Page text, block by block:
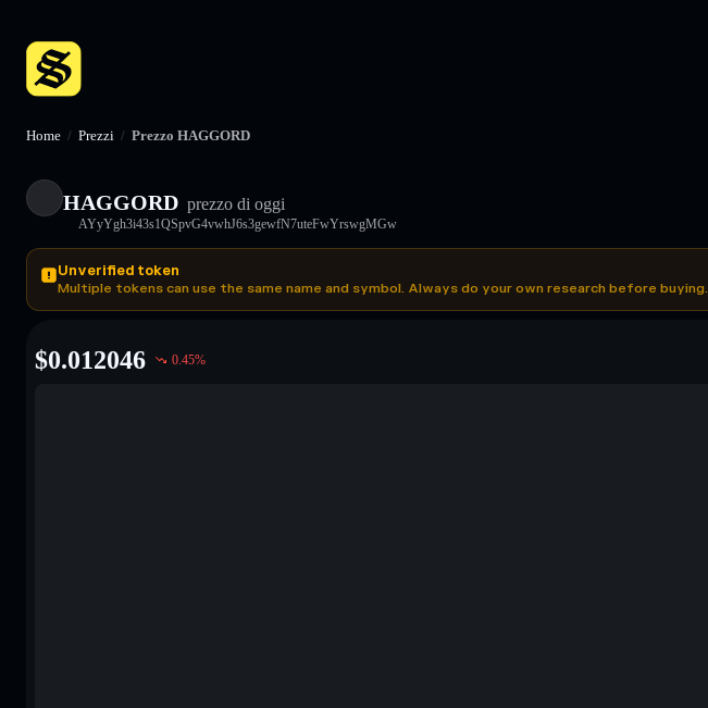
Home / Prezzi / Prezzo HAGGORD
HAGGORD prezzo di oggi
AYyYgh3i43s1QSpvG4vwhJ6s3gewfN7uteFwYrswgMGw
Unverified token
Multiple tokens can use the same name and symbol. Always do your own research before buying.
$0.012046 0.45%